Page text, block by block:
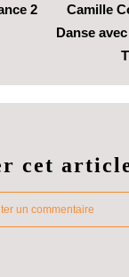
2
Camille
Danse
cet
un commentaire